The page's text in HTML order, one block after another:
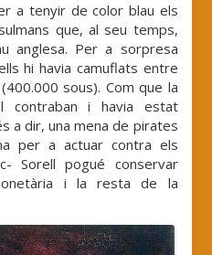
a tenyir de color blau els
que, al seu temps,
anglesa. Per a sorpresa
hi havia camuflats entre
sous). Com que la
contraban i havia estat
a dir, una mena de pirates
per a actuar contra els
Sorell pogué conservar
i la resta de la